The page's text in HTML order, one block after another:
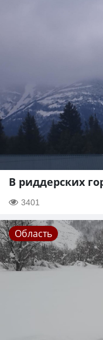
В риддерских
3401
Область